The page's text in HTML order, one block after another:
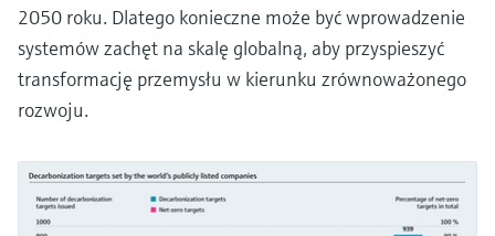
2050 roku. Dlatego konieczne może być wprowadzenie
systemów zachęt na skalę globalną, aby przyspieszyć
transformację przemysłu w kierunku zrównoważonego
rozwoju.